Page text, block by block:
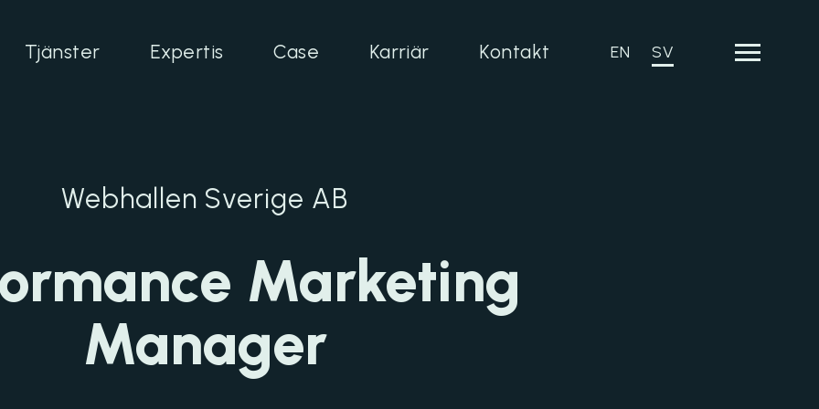
Tjänster Expertis Case Karriär Kontakt EN SV
Webhallen Sverige AB
Marketing
Manager